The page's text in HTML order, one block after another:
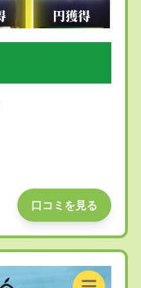
口コミを見る